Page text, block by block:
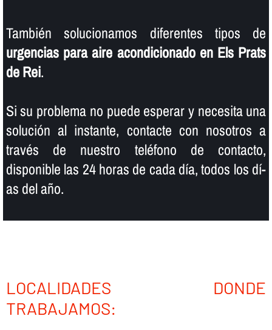
También solucionamos diferentes tipos de
urgencias para aire acondicionado en Els Prats
de Rei.
Si su problema no puede esperar y necesita una
solución al instante, contacte con nosotros a
través de nuestro teléfono de contacto,
disponible las 24 horas de cada dí­a, todos los dí­
as del año.
LOCALIDADES DONDE
TRABAJAMOS: